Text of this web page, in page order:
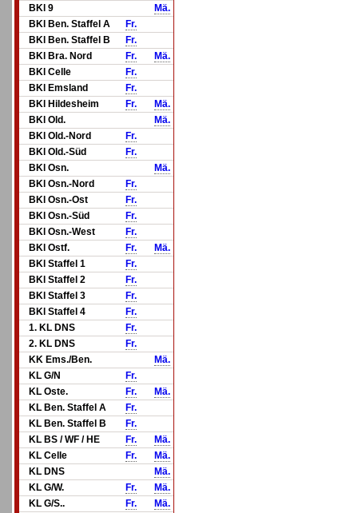
BKl 9
Mä.
BKl Ben. Staffel A
Fr.
BKl Ben. Staffel B
Fr.
BKl Bra. Nord
Fr.
Mä.
BKl Celle
Fr.
BKl Emsland
Fr.
BKl Hildesheim
Fr.
Mä.
BKl Old.
Mä.
BKl Old.-Nord
Fr.
BKl Old.-Süd
Fr.
BKl Osn.
Mä.
BKl Osn.-Nord
Fr.
BKl Osn.-Ost
Fr.
BKl Osn.-Süd
Fr.
BKl Osn.-West
Fr.
BKl Ostf.
Fr.
Mä.
BKl Staffel 1
Fr.
BKl Staffel 2
Fr.
BKl Staffel 3
Fr.
BKl Staffel 4
Fr.
1. KL DNS
Fr.
2. KL DNS
Fr.
KK Ems./Ben.
Mä.
KL G/N
Fr.
KL Oste.
Fr.
Mä.
KL Ben. Staffel A
Fr.
KL Ben. Staffel B
Fr.
KL BS / WF / HE
Fr.
Mä.
KL Celle
Fr.
Mä.
KL DNS
Mä.
KL G/W.
Fr.
Mä.
KL G/S..
Fr.
Mä.